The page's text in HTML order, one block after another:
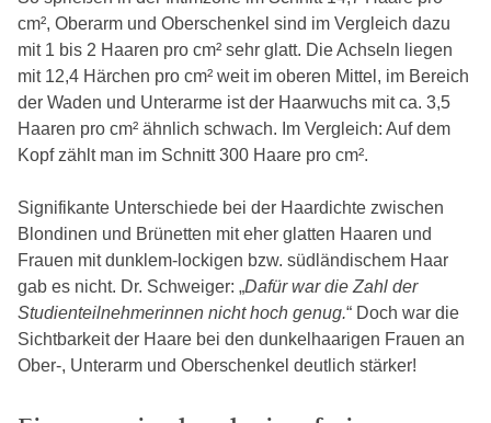
cm², Oberarm und Oberschenkel sind im Vergleich dazu
mit 1 bis 2 Haaren pro cm² sehr glatt. Die Achseln liegen
mit 12,4 Härchen pro cm² weit im oberen Mittel, im Bereich
der Waden und Unterarme ist der Haarwuchs mit ca. 3,5
Haaren pro cm² ähnlich schwach. Im Vergleich: Auf dem
Kopf zählt man im Schnitt 300 Haare pro cm².
Signifikante Unterschiede bei der Haardichte zwischen
Blondinen und Brünetten mit eher glatten Haaren und
Frauen mit dunklem-lockigen bzw. südländischem Haar
gab es nicht. Dr. Schweiger: „Dafür war die Zahl der
Studienteilnehmerinnen nicht hoch genug.“ Doch war die
Sichtbarkeit der Haare bei den dunkelhaarigen Frauen an
Ober-, Unterarm und Oberschenkel deutlich stärker!